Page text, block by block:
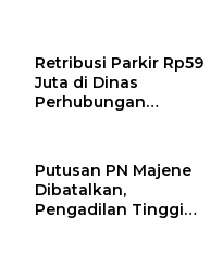
Retribusi Parkir Rp59
Juta di Dinas
Perhubungan
Pribadi
Putusan PN Majene
Dibatalkan,
Pengadilan Tinggi